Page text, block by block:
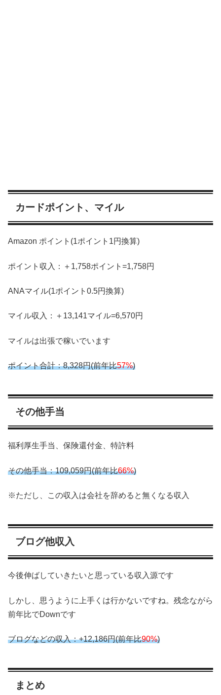
カードポイント、マイル
Amazon ポイント(1ポイント1円換算)
ポイント収入：＋1,758ポイント=1,758円
ANAマイル(1ポイント0.5円換算)
マイル収入：＋13,141マイル=6,570円
マイルは出張で稼いでいます
ポイント合計：8,328円(前年比57%)
その他手当
福利厚生手当、保険還付金、特許料
その他手当：109,059円(前年比66%)
※ただし、この収入は会社を辞めると無くなる収入
ブログ他収入
今後伸ばしていきたいと思っている収入源です
しかし、思うように上手くは行かないですね。残念ながら
前年比でDownです
ブログなどの収入：+12,186円(前年比90%)
まとめ